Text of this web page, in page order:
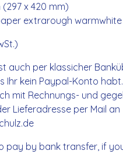
(297 x 420 mm)
extrarough warmwhite
auch per klassicher
Ihr kein Paypal-Konto
mit Rechnungs- und
Lieferadresse per Mail an
pay by bank transfer, if